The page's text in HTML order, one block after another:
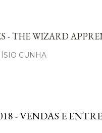
- THE WIZARD
CUNHA
- VENDAS E